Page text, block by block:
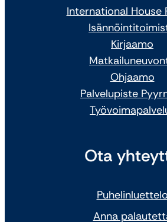
International House
Kirjaamo
Ohjaamo
Palvelupiste
Ota
Puhelinluettelo
Anna